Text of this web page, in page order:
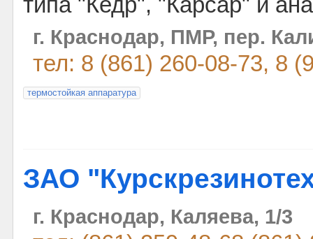
г. Краснодар, ПМР, пер.
тел: 8 (861) 260-08-73, 8
термостойкая аппаратура
ЗАО
г. Краснодар, Каляева, 1/3